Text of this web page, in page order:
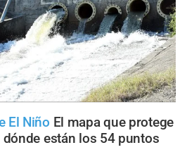
El Niño El mapa que protege
dónde están los 54 puntos